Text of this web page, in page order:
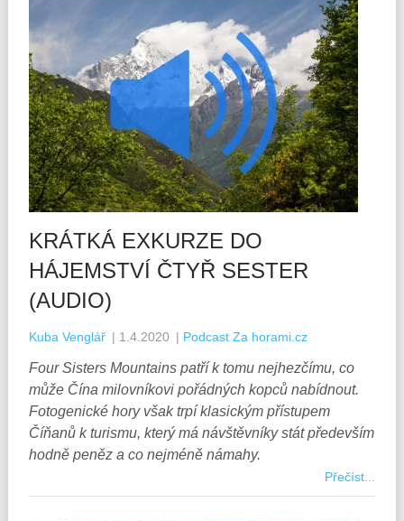
KRÁTKÁ EXKURZE DO
HÁJEMSTVÍ ČTYŘ SESTER
(AUDIO)
Kuba Venglář | 1.4.2020 | Podcast Za horami.cz
Four Sisters Mountains patří k tomu nejhezčímu, co
může Čína milovníkovi pořádných kopců nabídnout.
Fotogenické hory však trpí klasickým přístupem
Číňanů k turismu, který má návštěvníky stát především
hodně peněz a co nejméně námahy.
Přečíst...